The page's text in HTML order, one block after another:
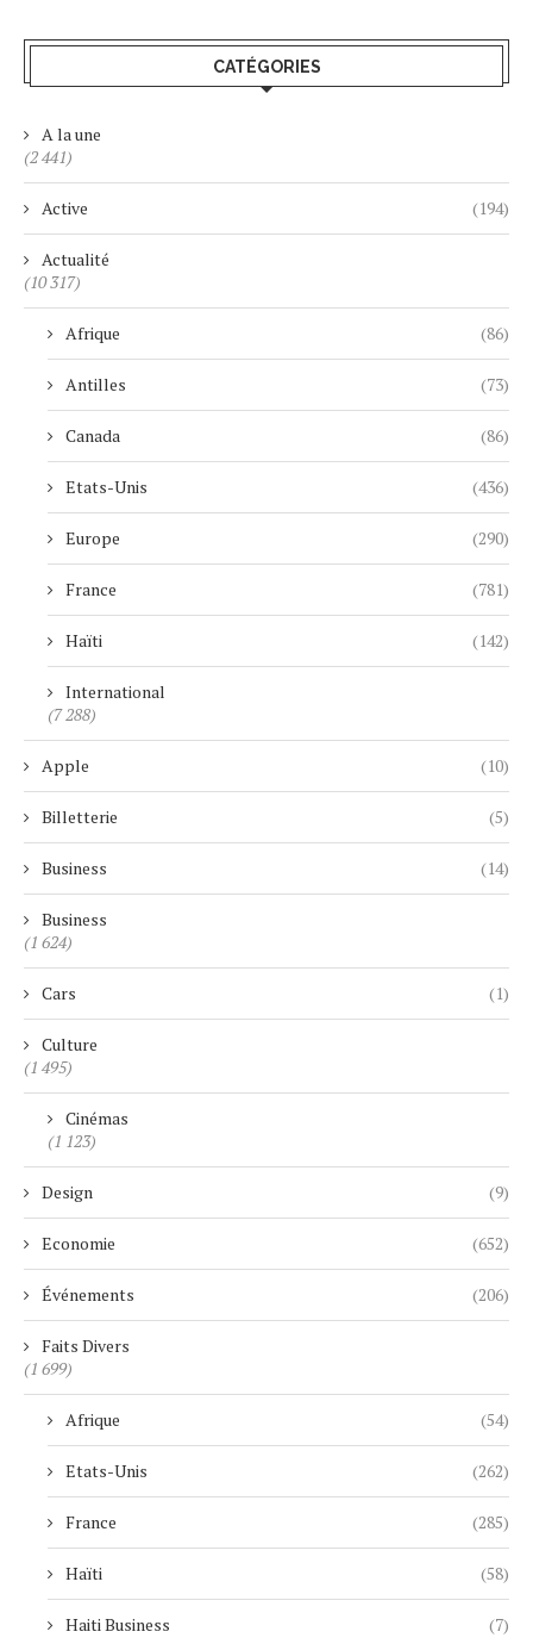
CATÉGORIES
A la une
(2 441)
Active (194)
Actualité
(10 317)
Afrique (86)
Antilles (73)
Canada (86)
Etats-Unis (436)
Europe (290)
France (781)
Haïti (142)
International
(7 288)
Apple (10)
Billetterie (5)
Business (14)
Business
(1 624)
Cars (1)
Culture
(1 495)
Cinémas
(1 123)
Design (9)
Economie (652)
Événements (206)
Faits Divers
(1 699)
Afrique (54)
Etats-Unis (262)
France (285)
Haïti (58)
Haiti Business (7)